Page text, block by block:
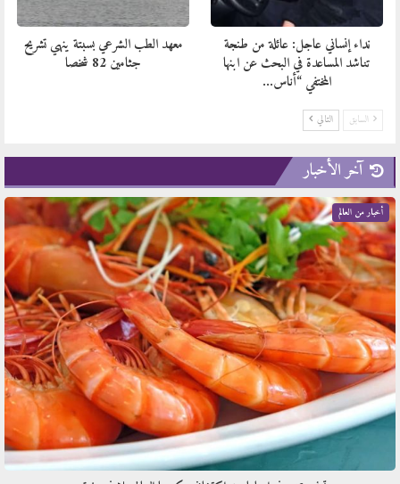
نداء إنساني عاجل: عائلة من طنجة
تناشد المساعدة في البحث عن ابنها
المختفي “أناس…
معهد الطب الشرعي بسبتة ينهي تشريح
جثامين 82 شخصا
السابق التالي
آخر الأخبار
أخبار من العالم